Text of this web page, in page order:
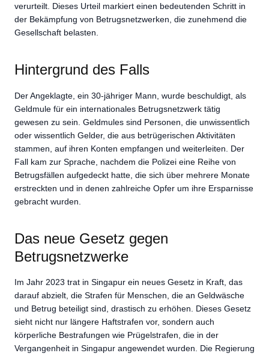
verurteilt. Dieses Urteil markiert einen bedeutenden Schritt in
der Bekämpfung von Betrugsnetzwerken, die zunehmend die
Gesellschaft belasten.
Hintergrund des Falls
Der Angeklagte, ein 30-jähriger Mann, wurde beschuldigt, als
Geldmule für ein internationales Betrugsnetzwerk tätig
gewesen zu sein. Geldmules sind Personen, die unwissentlich
oder wissentlich Gelder, die aus betrügerischen Aktivitäten
stammen, auf ihren Konten empfangen und weiterleiten. Der
Fall kam zur Sprache, nachdem die Polizei eine Reihe von
Betrugsfällen aufgedeckt hatte, die sich über mehrere Monate
erstreckten und in denen zahlreiche Opfer um ihre Ersparnisse
gebracht wurden.
Das neue Gesetz gegen
Betrugsnetzwerke
Im Jahr 2023 trat in Singapur ein neues Gesetz in Kraft, das
darauf abzielt, die Strafen für Menschen, die an Geldwäsche
und Betrug beteiligt sind, drastisch zu erhöhen. Dieses Gesetz
sieht nicht nur längere Haftstrafen vor, sondern auch
körperliche Bestrafungen wie Prügelstrafen, die in der
Vergangenheit in Singapur angewendet wurden. Die Regierung